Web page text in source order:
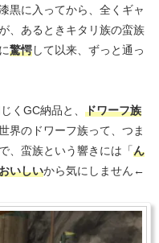
黒に入ってから、全くギャ
、あるときキタリ族の蛮族
驚愕して以来、ずっと通っ
くGC納品と、 ドワーフ族
界のドワーフ族って、つま
、蛮族という響きには「ん
いしいから気にしません←